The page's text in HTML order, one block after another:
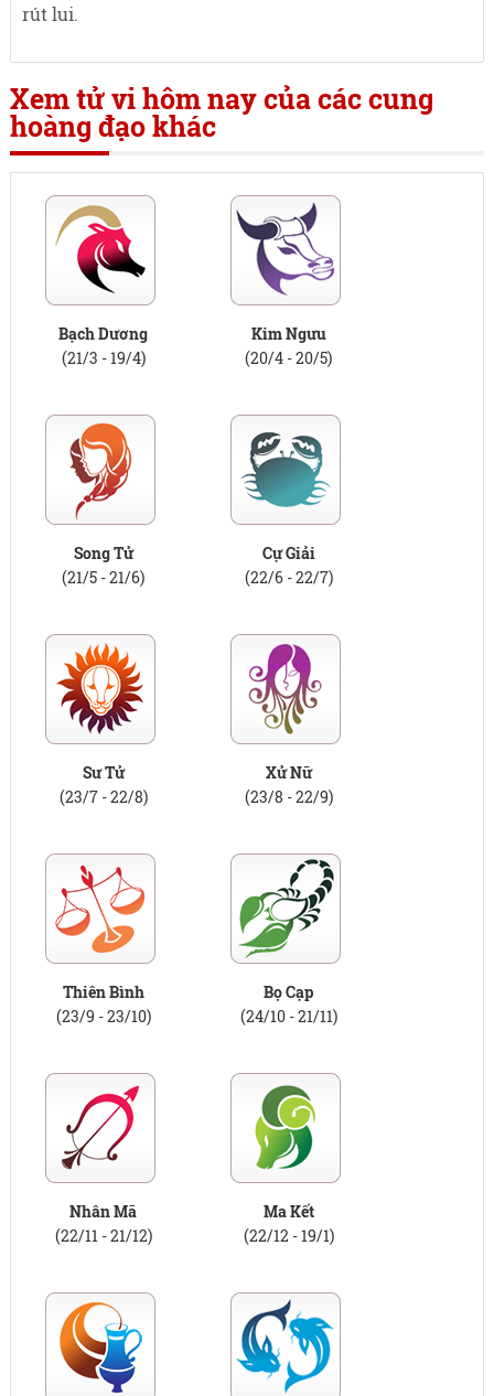
rút lui.
Xem tử vi hôm nay của các cung
hoàng đạo khác
Bạch Dương
(21/3 - 19/4)
Kim Ngưu
(20/4 - 20/5)
Song Tử
(21/5 - 21/6)
Cự Giải
(22/6 - 22/7)
Sư Tử
(23/7 - 22/8)
Xử Nữ
(23/8 - 22/9)
Thiên Bình
(23/9 - 23/10)
Bọ Cạp
(24/10 - 21/11)
Nhân Mã
(22/11 - 21/12)
Ma Kết
(22/12 - 19/1)